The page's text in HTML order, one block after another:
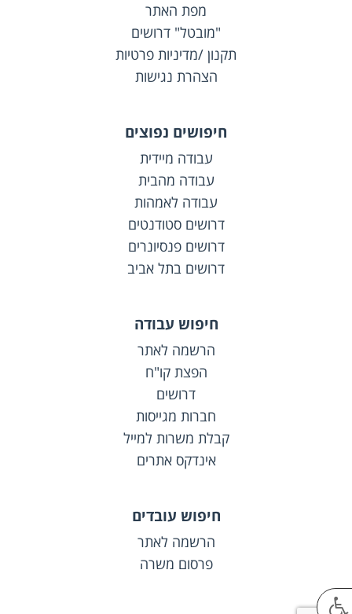
מפת האתר
"מובטל" דרושים
תקנון /מדיניות פרטיות
הצהרת נגישות
חיפושים נפוצים
עבודה מיידית
עבודה מהבית
עבודה לאמהות
דרושים סטודנטים
דרושים פנסיונרים
דרושים בתל אביב
חיפוש עבודה
הרשמה לאתר
הפצת קו"ח
דרושים
חברות מגייסות
קבלת משרות למייל
אינדקס אתרים
חיפוש עובדים
הרשמה לאתר
פרסום משרה